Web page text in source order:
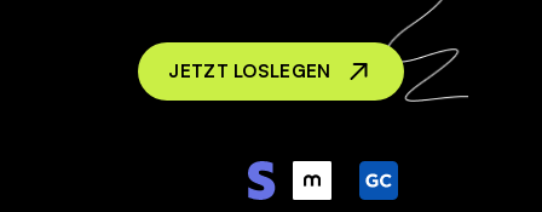
JETZT LOSLEGEN